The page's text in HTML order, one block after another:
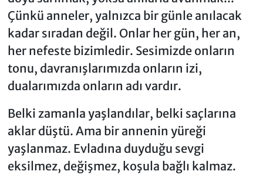
Çünkü anneler, yalnızca bir günle anılacak
kadar sıradan değil. Onlar her gün, her an,
her nefeste bizimledir. Sesimizde onların
tonu, davranışlarımızda onların izi,
dualarımızda onların adı vardır.
Belki zamanla yaşlandılar, belki saçlarına
aklar düştü. Ama bir annenin yüreği
yaşlanmaz. Evladına duyduğu sevgi
eksilmez, değişmez, koşula bağlı kalmaz.